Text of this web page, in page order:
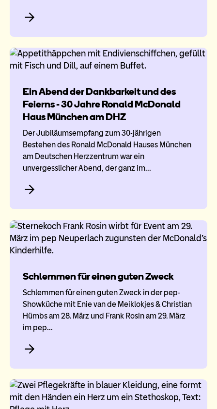
Ein Abend der Dankbarkeit und des
Feierns - 30 Jahre Ronald McDonald
Haus München am DHZ
Der Jubiläumsempfang zum 30-jährigen
Bestehen des Ronald McDonald Hauses München
am Deutschen Herzzentrum war ein
unvergesslicher Abend, der ganz im…
Schlemmen für einen guten Zweck
Schlemmen für einen guten Zweck in der pep-
Showküche mit Enie van de Meiklokjes & Christian
Hümbs am 28. März und Frank Rosin am 29. März
im pep…